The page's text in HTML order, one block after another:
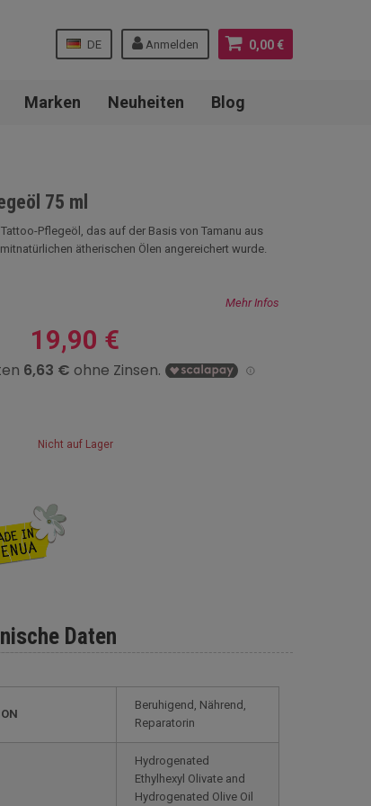
0,00 €
Anmelden
DE
Marken Neuheiten Blog
75 ml
Pflegeöl, das auf der Basis von Tamanu aus
ätherischen Ölen angereichert wurde.
Mehr Infos
19,90 €
Nicht auf Lager
Daten
Beruhigend, Nährend,
Reparatorin
Hydrogenated
Ethylhexyl Olivate and
Hydrogenated Olive Oil